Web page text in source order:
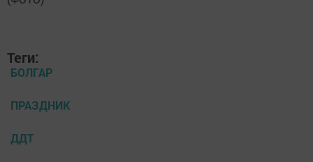
Теги:
БОЛГАР
ПРАЗДНИК
ДДТ